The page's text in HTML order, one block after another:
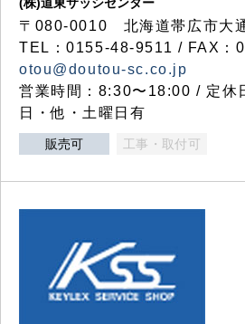
〒080-0010 北海道帯広市大
TEL：0155-48-9511 / FAX：
otou@doutou-sc.co.jp
営業時間：8:30〜18:00 / 定休
日・他・土曜日有
販売可 工事・取付可